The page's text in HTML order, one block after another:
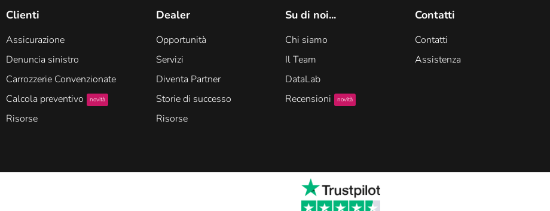
Clienti
Assicurazione
Denuncia sinistro
Carrozzerie Convenzionate
Calcola preventivo
novità
Risorse
Dealer
Opportunità
Servizi
Diventa Partner
Storie di successo
Risorse
Su di noi...
Chi siamo
Il Team
DataLab
Recensioni
novità
Contatti
Contatti
Assistenza